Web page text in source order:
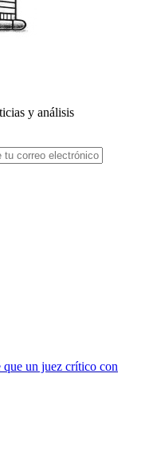
y análisis
un juez crítico con